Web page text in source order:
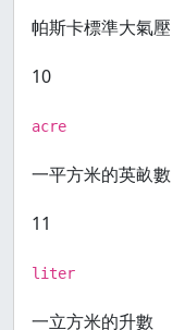
帕斯卡標準大氣壓
10
acre
一平方米的英畝數
11
liter
一立方米的升數